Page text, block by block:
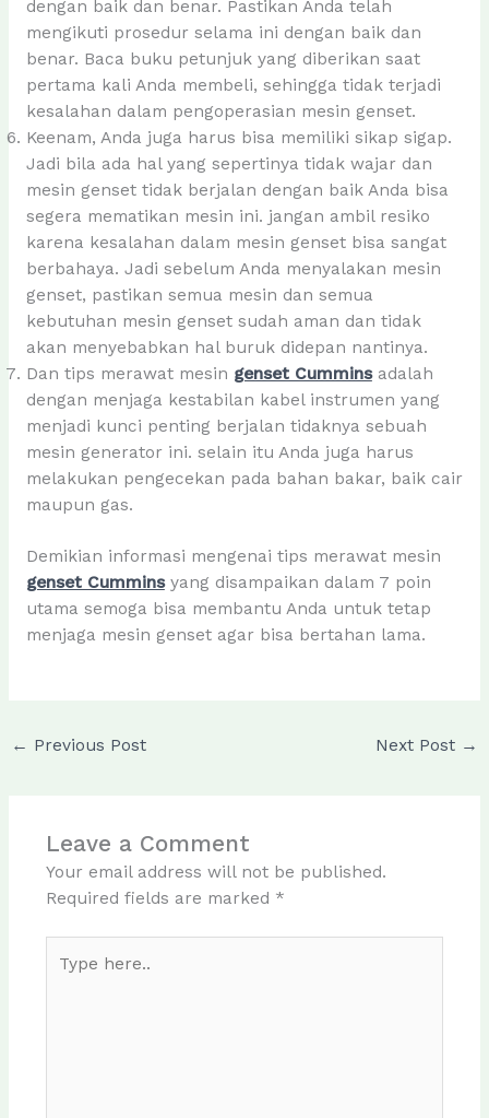
dengan baik dan benar. Pastikan Anda telah
mengikuti prosedur selama ini dengan baik dan
benar. Baca buku petunjuk yang diberikan saat
pertama kali Anda membeli, sehingga tidak terjadi
kesalahan dalam pengoperasian mesin genset.
Keenam, Anda juga harus bisa memiliki sikap sigap.
Jadi bila ada hal yang sepertinya tidak wajar dan
mesin genset tidak berjalan dengan baik Anda bisa
segera mematikan mesin ini. jangan ambil resiko
karena kesalahan dalam mesin genset bisa sangat
berbahaya. Jadi sebelum Anda menyalakan mesin
genset, pastikan semua mesin dan semua
kebutuhan mesin genset sudah aman dan tidak
akan menyebabkan hal buruk didepan nantinya.
Dan tips merawat mesin genset Cumminsadalah
dengan menjaga kestabilan kabel instrumen yang
menjadi kunci penting berjalan tidaknya sebuah
mesin generator ini. selain itu Anda juga harus
melakukan pengecekan pada bahan bakar, baik cair
maupun gas.
Demikian informasi mengenai tips merawat mesin
genset Cumminsyang disampaikan dalam 7 poin
utama semoga bisa membantu Anda untuk tetap
menjaga mesin genset agar bisa bertahan lama.
← Previous Post Next Post →
Leave a Comment
Your email address will not be published.
Required fields are marked *
here..